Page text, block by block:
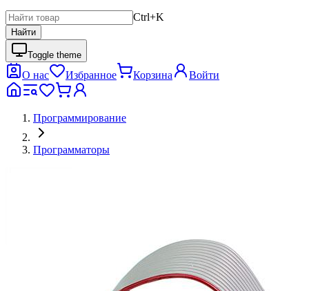
Ctrl+K
Найти
Toggle theme
О нас Избранное Корзина Войти
Программирование
Программаторы